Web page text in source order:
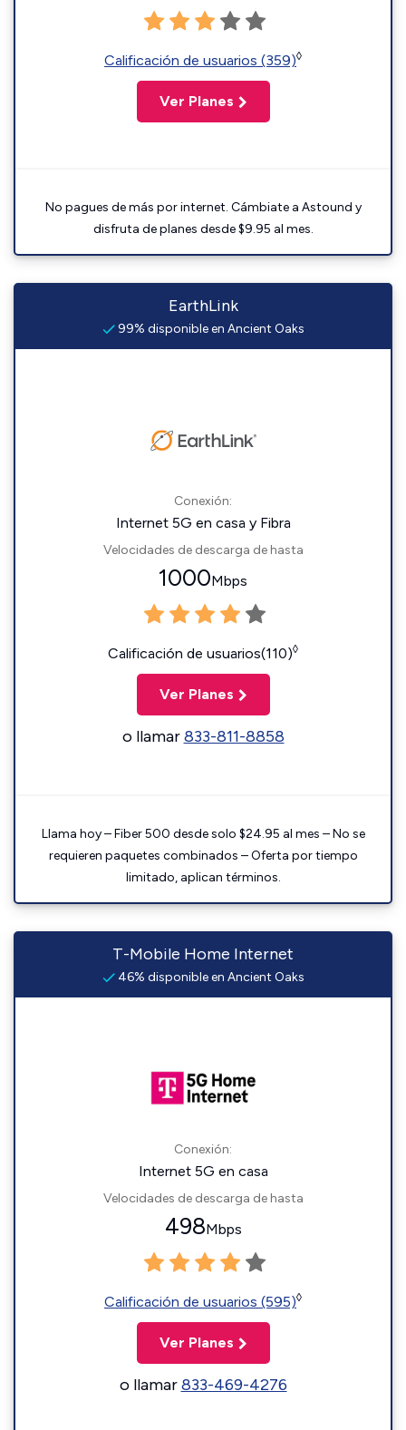
Calificación de usuarios (359)◊
Ver Planes
No pagues de más por internet. Cámbiate a Astound y
disfruta de planes desde $9.95 al mes.
EarthLink
99% disponible en Ancient Oaks
Conexión:
Internet 5G en casa y Fibra
Velocidades de descarga de hasta
1000Mbps
Calificación de usuarios(110)◊
Ver Planes
o llamar833-811-8858
Llama hoy – Fiber 500 desde solo $24.95 al mes – No se
requieren paquetes combinados – Oferta por tiempo
limitado, aplican términos.
T-Mobile Home Internet
46% disponible en Ancient Oaks
Conexión:
Internet 5G en casa
Velocidades de descarga de hasta
498Mbps
Calificación de usuarios (595)◊
Ver Planes
o llamar833-469-4276